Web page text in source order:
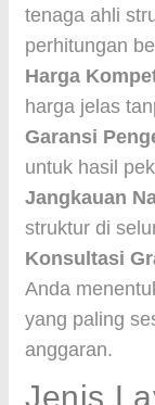
tenaga ahli
perhitungan
Harga
harga jelas
Garansi
untuk hasil
Jangkauan
struktur di
Konsultasi
Anda
yang paling
anggaran.
Jenis